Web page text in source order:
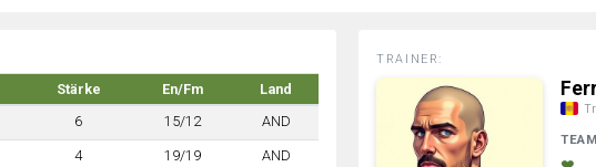
Stärke En/Fm
Land
6 15/12 AND
4 19/19 AND
TRAINER: